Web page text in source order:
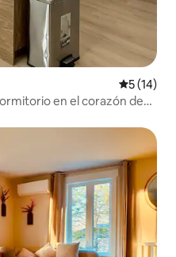
5 (14)
en el corazón de